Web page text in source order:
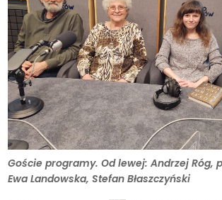
Goście programy. Od lewej: Andrzej Róg,
Ewa Landowska, Stefan Błaszczyński